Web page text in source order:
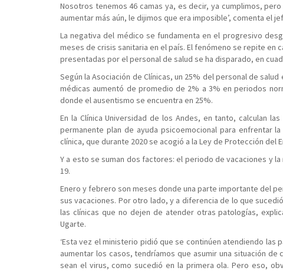
Nosotros tenemos 46 camas ya, es decir, ya cumplimos,
aumentar más aún, le dijimos que era imposible’, comenta el
La negativa del médico se fundamenta en el progresivo
meses de crisis sanitaria en el país. El fenómeno se repite
presentadas por el personal de salud se ha disparado, en
Según la Asociación de Clínicas, un 25% del personal de
médicas aumentó de promedio de 2% a 3% en periodos
donde el ausentismo se encuentra en 25%.
En la Clínica Universidad de los Andes, en tanto, calculan
permanente plan de ayuda psicoemocional para enfrentar
clínica, que durante 2020 se acogió a la Ley de Protección del
Y a esto se suman dos factores: el periodo de vacaciones y
19.
Enero y febrero son meses donde una parte importante del
sus vacaciones. Por otro lado, y a diferencia de lo que
las clínicas que no dejen de atender otras patologías,
Ugarte.
‘Esta vez el ministerio pidió que se continúen atendiendo las
aumentar los casos, tendríamos que asumir una situación
sean el virus, como sucedió en la primera ola. Pero eso,